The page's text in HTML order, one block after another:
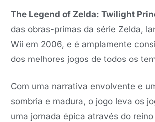
The Legend of Zelda: Twilight
das obras-primas da série Zelda,
Wii em 2006, e é amplamente
dos melhores jogos de todos os
Com uma narrativa envolvente e
sombria e madura, o jogo leva os
uma jornada épica através do